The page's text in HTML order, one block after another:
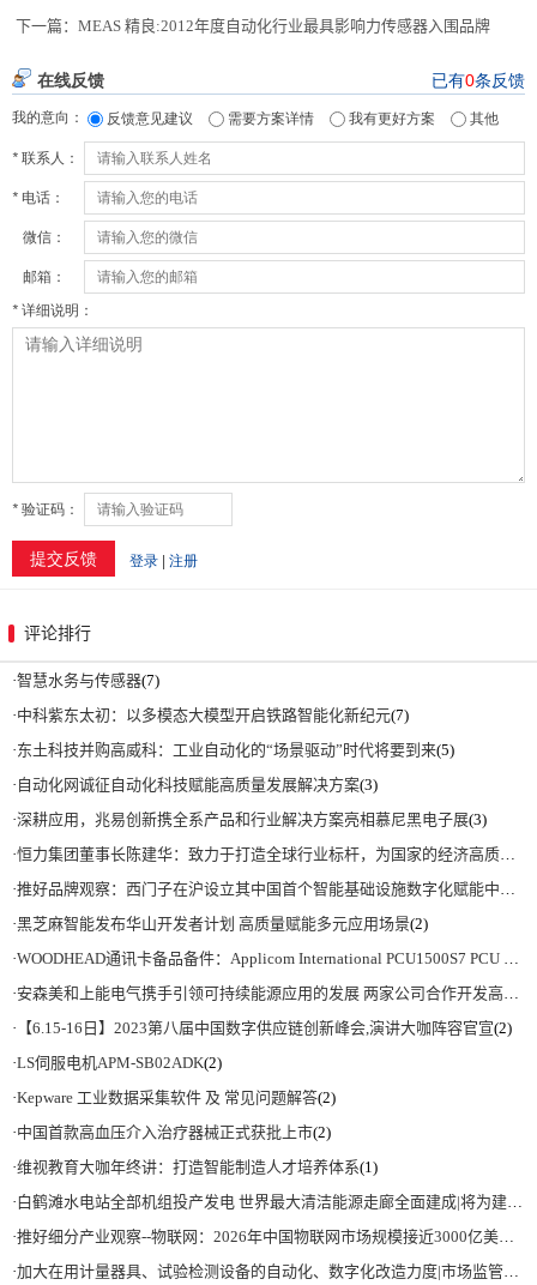
下一篇：MEAS 精良:2012年度自动化行业最具影响力传感器入围品牌
评论排行
·智慧水务与传感器(7)
·中科紫东太初：以多模态大模型开启铁路智能化新纪元(7)
·东土科技并购高威科：工业自动化的“场景驱动”时代将要到来(5)
· 自动化网诚征自动化科技赋能高质量发展解决方案(3)
·深耕应用，兆易创新携全系产品和行业解决方案亮相慕尼黑电子展(3)
·恒力集团董事长陈建华：致力于打造全球行业标杆，为国家的经济高质量发展贡献更大力量|上海电气集团党委书记、董事长吴磊来访
·推好品牌观察：西门子在沪设立其中国首个智能基础设施数字化赋能中心
·黑芝麻智能发布华山开发者计划 高质量赋能多元应用场景(2)
·WOODHEAD通讯卡备品备件：Applicom International PCU1500S7 PCU 1500 S7 V4.5.0
·安森美和上能电气携手引领可持续能源应用的发展 两家公司合作开发高性能储能和太阳能组串式逆变器方案 以实现可持续的未来
· 【6.15-16日】2023第八届中国数字供应链创新峰会,演讲大咖阵容官宣(2)
·LS伺服电机APM-SB02ADK(2)
·Kepware 工业数据采集软件 及 常见问题解答(2)
·中国首款高血压介入治疗器械正式获批上市(2)
·维视教育大咖年终讲：打造智能制造人才培养体系(1)
·白鹤滩水电站全部机组投产发电 世界最大清洁能源走廊全面建成|将为建设新型能源体系、保障国家能源安全、实现“双碳”目标提供有力支撑
·推好细分产业观察--物联网：2026年中国物联网市场规模接近3000亿美元 智慧工厂、智慧城市、智慧电网等将占60%以上
·加大在用计量器具、试验检测设备的自动化、数字化改造力度|市场监管总局 工业和信息化部 关于促进企业计量能力提升的指导意见